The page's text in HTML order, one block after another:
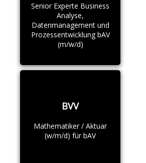
Senior Experte Business
Analyse,
Datenmanagement und
Prozessentwicklung bAV
(m/w/d)
BVV
Mathematiker / Aktuar
(w/m/d) für bAV